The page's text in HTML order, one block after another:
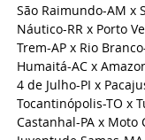
São Raimundo-AM x
Náutico-RR x Porto
Trem-AP x Rio
Humaitá-AC x
4 de Julho-PI x
Tocantinópolis-TO x
Castanhal-PA x Moto